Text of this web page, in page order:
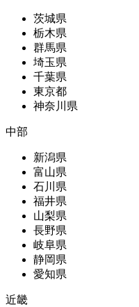
茨城県
栃木県
群馬県
埼玉県
千葉県
東京都
神奈川県
中部
新潟県
富山県
石川県
福井県
山梨県
長野県
岐阜県
静岡県
愛知県
近畿